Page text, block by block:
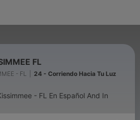
FL
- FL 24 - Corriendo Hacia Tu Luz
En Español And In